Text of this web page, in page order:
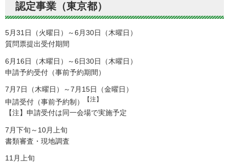
認定事業（東京都）
5月31日（火曜日）～6月30日（木曜日）
質問票提出受付期間
6月16日（木曜日）～6日30日（木曜日）
申請予約受付（事前予約期間）
7月7日（木曜日）～7月15日（金曜日）
申請受付（事前予約制）
【注】
【注】申請受付は同一会場で実施予定
7月下旬～10月上旬
書類審査・現地調査
11月上旬